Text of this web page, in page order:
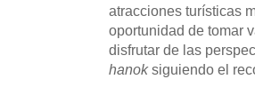
atracciones turísticas
oportunidad de tomar
disfrutar de las
hanoksiguiendo el